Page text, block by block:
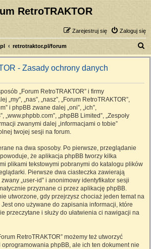
RetroTRAKTOR
Zaloguj się
Zarejestruj się
retrotraktor.pl/forum
z
- Zasady ochrony danych
„Forum RetroTRAKTOR” i firmy
„my”, „nas”, „nasz”, „Forum RetroTRAKTOR”,
i phpBB zwane dalej „oni”, „ich”,
„www.phpbb.com”, „phpBB Limited”, „Zespoły
zwanymi dalej „informacjami o tobie”
twojej sesji na forum.
na dwa sposoby. Po pierwsze, przeglądanie
powoduje, że aplikacja phpBB tworzy kilka
plikami tekstowymi pobranymi do katalogu plików
Pierwsze dwa ciasteczka zawierają
„user-id” i anonimowy identyfikator sesji
przyznane ci przez aplikację phpBB.
utworzone, gdy przejrzysz chociaż jeden temat na
Jest ono używane do zapisania informacji, które
przeczytane i służy do ułatwienia ci nawigacji na
RetroTRAKTOR” możemy też utworzyć
phpBB, ale ich ten dokument nie